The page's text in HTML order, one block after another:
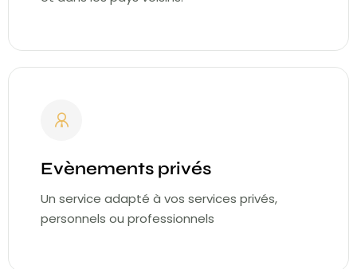
Evènements privés
Un service adapté à vos services privés,
personnels ou professionnels